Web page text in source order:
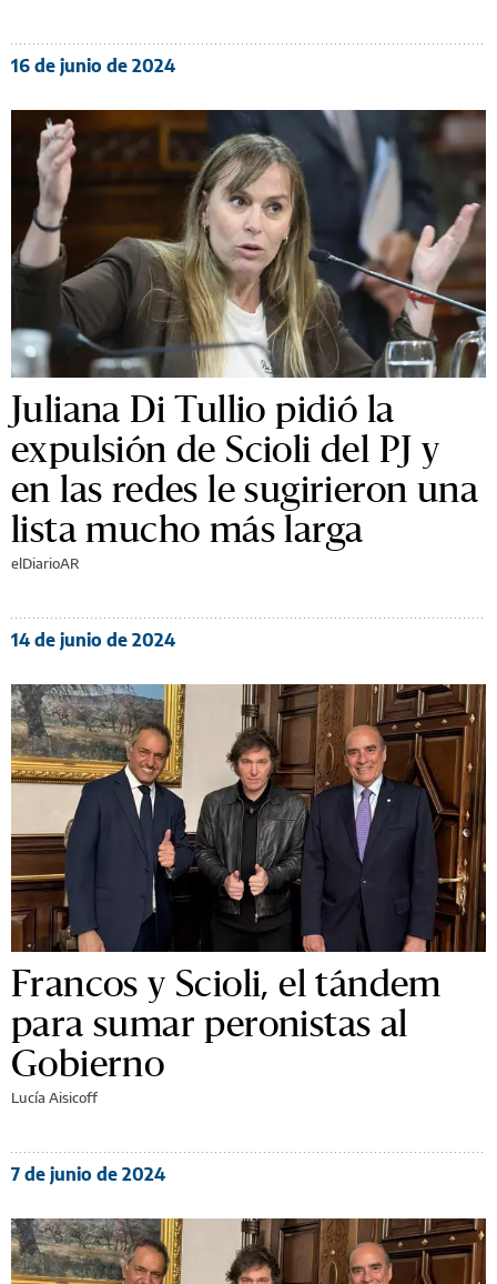
16 de junio de 2024
Juliana Di Tullio pidió la
expulsión de Scioli del PJ y
en las redes le sugirieron una
lista mucho más larga
elDiarioAR
14 de junio de 2024
Francos y Scioli, el tándem
para sumar peronistas al
Gobierno
Lucía Aisicoff
7 de junio de 2024